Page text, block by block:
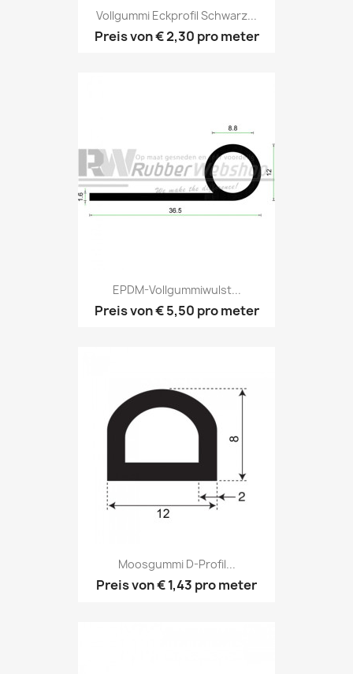
Vollgummi Eckprofil Schwarz...
Preis von€ 2,30 pro meter
EPDM-Vollgummiwulst...
Preis von€ 5,50 pro meter
Moosgummi D-Profil...
Preis von€ 1,43 pro meter